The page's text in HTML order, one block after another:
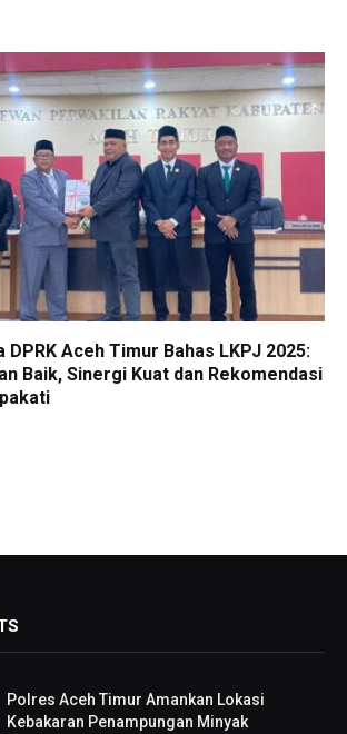
DPRK Aceh Timur Bahas LKPJ 2025:
Baik, Sinergi Kuat dan Rekomendasi
Polres Aceh Timur Amankan Lokasi
Kebakaran Penampungan Minyak